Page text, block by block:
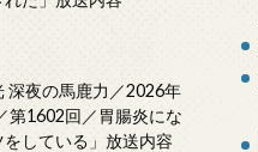
深夜の馬鹿力／2026年
第1602回／胃腸炎にな
をしている」放送内容